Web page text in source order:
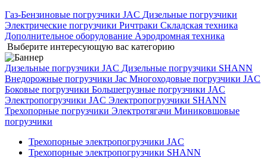
Газ-Бензиновые погрузчики JAC Дизельные погрузчики
Электрические погрузчики Ричтраки Складская техника
Дополнительное оборудование Аэродромная техника
Выберите интересующую вас категорию
Дизельные погрузчики JAC Дизельные погрузчики SHANN
Внедорожные погрузчики Jac Многоходовые погрузчики JAC
Боковые погрузчики Большегрузные погрузчики JAC
Электропогрузчики JAC Электропогрузчики SHANN
Трехопорные погрузчики Электротягачи Миниковшовые
погрузчики
Трехопорные электропогрузчики JAC
Трехопорные электропогрузчики SHANN